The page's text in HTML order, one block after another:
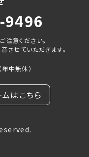
意ください。
させていただきます。
中無休）
はこちら